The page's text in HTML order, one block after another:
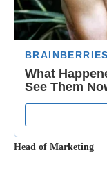
Head of Marketing